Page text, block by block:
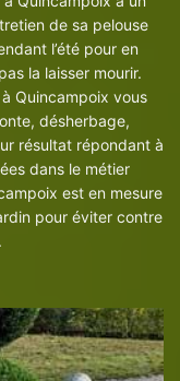
de sa pelouse
l’été pour en
la laisser mourir.
Quincampoix vous
désherbage,
résultat répondant à
dans le métier
est en mesure
pour éviter contre